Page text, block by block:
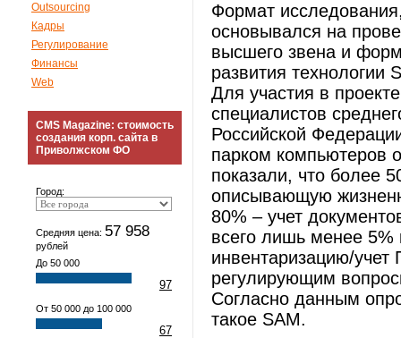
Outsourcing
Кадры
Регулирование
Финансы
Web
CMS Magazine: стоимость
создания корп. сайта в
Приволжском ФО
Город:
Средняя цена: 57 958
рублей
До 50 000
97
От 50 000 до 100 000
67
Формат
основывался на
высшего звена и
развития технологии
Для участия в
специалистов
Российской
парком компьютеров
показали, что более
описывающую
80% – учет
всего лишь менее 5%
инвентаризацию/
регулирующим
Согласно данным
такое SAM.